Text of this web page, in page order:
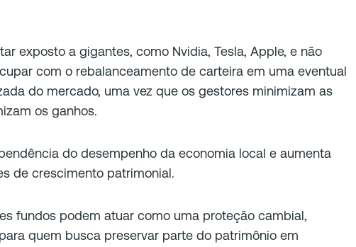
exposto a gigantes, como Nvidia, Tesla, Apple, e não
com o rebalanceamento de carteira em uma eventual
do mercado, uma vez que os gestores minimizam as
os ganhos.
do desempenho da economia local e aumenta
de crescimento patrimonial.
fundos podem atuar como uma proteção cambial,
quem busca preservar parte do patrimônio em